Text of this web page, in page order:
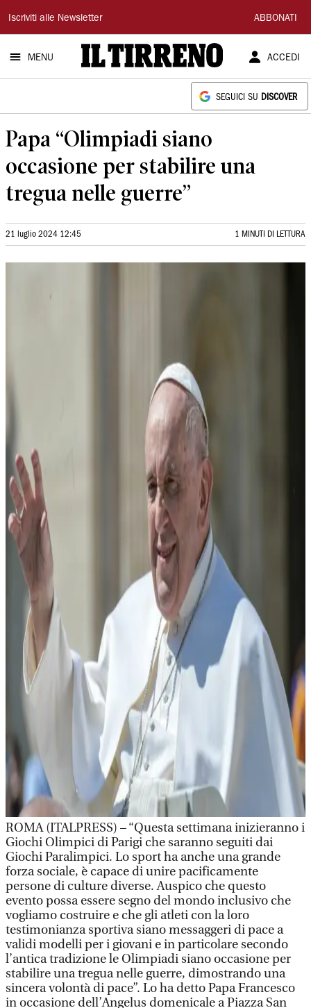
Il
Tirreno
Iscriviti alle Newsletter ABBONATI
MENU ACCEDI
SEGUICI SU DISCOVER
Papa “Olimpiadi siano
occasione per stabilire una
tregua nelle guerre”
21 luglio 2024 12:45 1 MINUTI DI LETTURA
ROMA (ITALPRESS) – “Questa settimana inizieranno i
Giochi Olimpici di Parigi che saranno seguiti dai
Giochi Paralimpici. Lo sport ha anche una grande
forza sociale, è capace di unire pacificamente
persone di culture diverse. Auspico che questo
evento possa essere segno del mondo inclusivo che
vogliamo costruire e che gli atleti con la loro
testimonianza sportiva siano messaggeri di pace a
validi modelli per i giovani e in particolare secondo
l’antica tradizione le Olimpiadi siano occasione per
stabilire una tregua nelle guerre, dimostrando una
sincera volontà di pace”. Lo ha detto Papa Francesco
in occasione dell’Angelus domenicale a Piazza San